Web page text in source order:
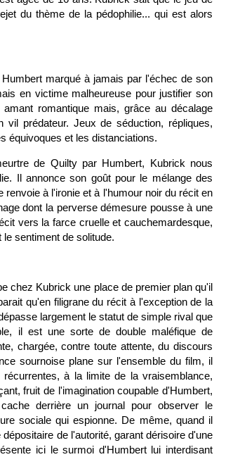
du thème de la pédophilie... qui est alors
marqué à jamais par l'échec de son
en victime malheureuse pour justifier son
romantique mais, grâce au décalage
prédateur. Jeux de séduction, répliques,
équivoques et les distanciations.
de Quilty par Humbert, Kubrick nous
Il annonce son goût pour le mélange des
à l'ironie et à l'humour noir du récit en
dont la perverse démesure pousse à une
vers la farce cruelle et cauchemardesque,
sentiment de solitude.
chez Kubrick une place de premier plan qu'il
qu'en filigrane du récit à l'exception de la
largement le statut de simple rival que
il est une sorte de double maléfique de
chargée, contre toute attente, du discours
sournoise plane sur l'ensemble du film, il
à la limite de la vraisemblance,
fruit de l'imagination coupable d'Humbert,
derrière un journal pour observer le
sociale qui espionne. De même, quand il
de l'autorité, garant dérisoire d'une
ici le surmoi d'Humbert lui interdisant